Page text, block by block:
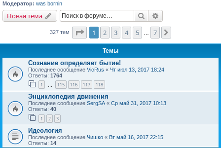
Модератор: was bornin
Новая тема Поиск
327 тем Страница1 из
1 2 3 4 5 7
Темы
Сознание определяет бытие!
Последнее сообщение VicRus « Чт июл 13, 2017 18:24
Ответы: 1764
1 115 116 117 118
Энциклопедия движения
Последнее сообщение SergSA « Ср май 31, 2017 10:13
Ответы: 40
1 2 3
Идеология
Последнее сообщение Чишко « Вт май 16, 2017 22:15
Ответы: 14